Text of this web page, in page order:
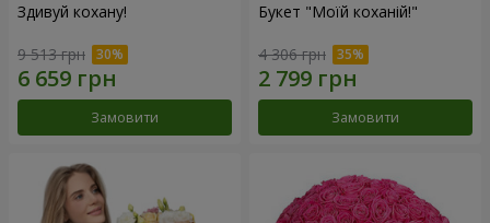
Здивуй кохану!
9 513 грн
Замовити
Букет "Моїй коханій!"
4 306 грн
Замовити